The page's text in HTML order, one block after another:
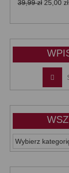
39,99zł 25,00 zł
WSZYSTKIE
KATEGORIE: